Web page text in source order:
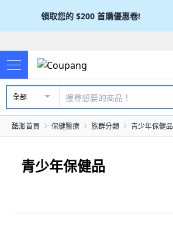
領取您的 $200 首購優惠卷!
全部
酷澎首頁 保健醫療 族群分類 青少年保健品
青少年保健品